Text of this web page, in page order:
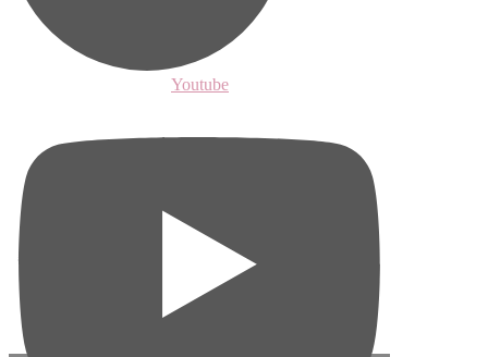
Youtube